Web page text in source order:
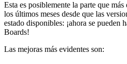
Esta es posiblemente la parte que
los últimos meses desde que las
estado disponibles: ¡ahora se pueden
Boards!
Las mejoras más evidentes son: